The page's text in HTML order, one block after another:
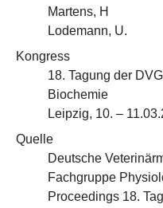
Martens, H
Lodemann, U.
Kongress
18. Tagung der
Biochemie
Leipzig, 10. –
Quelle
Deutsche
Fachgruppe
Proceedings 18.